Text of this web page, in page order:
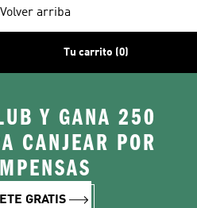
Volver arriba
Tu carrito (0)
Y GANA 250
CANJEAR POR
GRATIS